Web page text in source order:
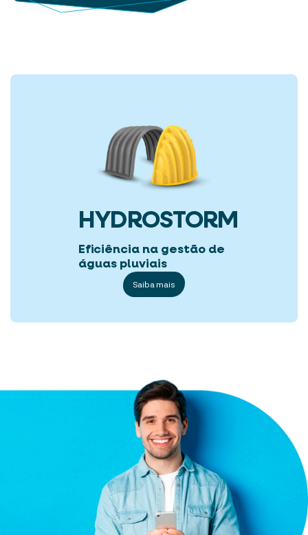
HYDROSTORM
Eficiência na gestão de
águas pluviais
Saiba mais